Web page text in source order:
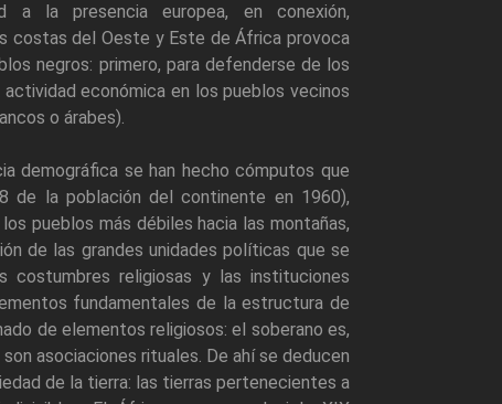
a la presencia europea, en conexión,
costas del Oeste y Este de África provoca
negros: primero, para defenderse de los
económica en los pueblos vecinos
o árabes).
demográfica se han hecho cómputos que
de la población del continente en 1960),
pueblos más débiles hacia las montañas,
de las grandes unidades políticas que se
costumbres religiosas y las instituciones
fundamentales de la estructura de
de elementos religiosos: el soberano es,
asociaciones rituales. De ahí se deducen
de la tierra: las tierras pertenecientes a